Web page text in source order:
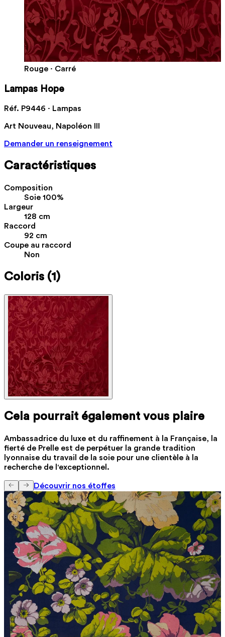
Rouge · Carré
Lampas Hope
Réf. P9446 · Lampas
Art Nouveau, Napoléon III
Demander un renseignement
Caractéristiques
Composition
Soie 100%
Largeur
128 cm
Raccord
92 cm
Coupe au raccord
Non
Coloris (1)
Cela pourrait également vous plaire
Ambassadrice du luxe et du raffinement à la Française, la
fierté de Prelle est de perpétuer la grande tradition
lyonnaise du travail de la soie pour une clientèle à la
recherche de l'exceptionnel.
Découvrir nos étoffes